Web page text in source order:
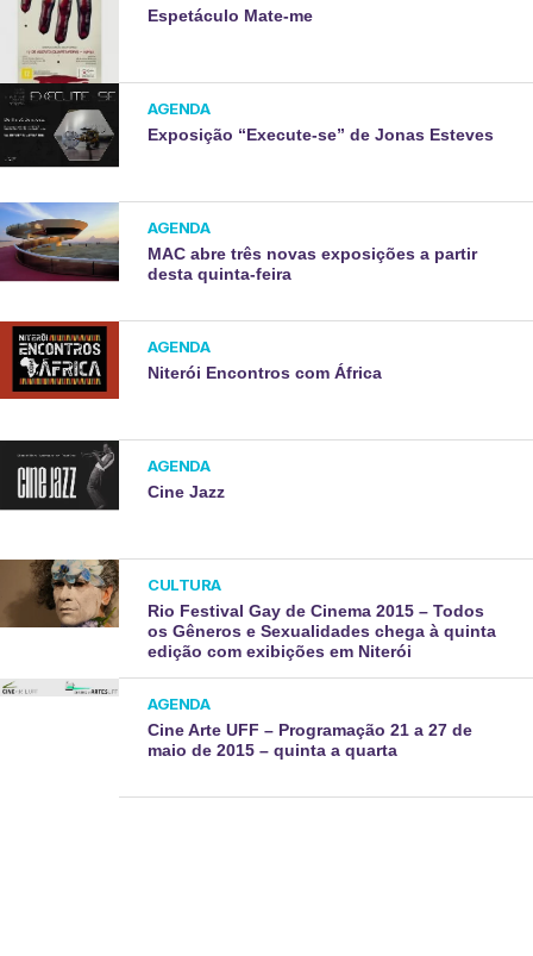
Espetáculo Mate-me
AGENDA
Exposição “Execute-se” de Jonas Esteves
AGENDA
MAC abre três novas exposições a partir
desta quinta-feira
AGENDA
Niterói Encontros com África
AGENDA
Cine Jazz
CULTURA
Rio Festival Gay de Cinema 2015 – Todos
os Gêneros e Sexualidades chega à quinta
edição com exibições em Niterói
AGENDA
Cine Arte UFF – Programação 21 a 27 de
maio de 2015 – quinta a quarta